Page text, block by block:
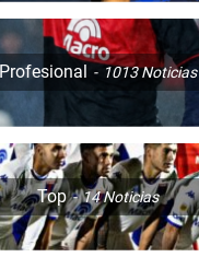
Profesional 1013Noticias
Top 14Noticias